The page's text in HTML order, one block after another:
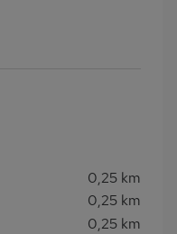
0,25 km
0,25 km
0,25 km